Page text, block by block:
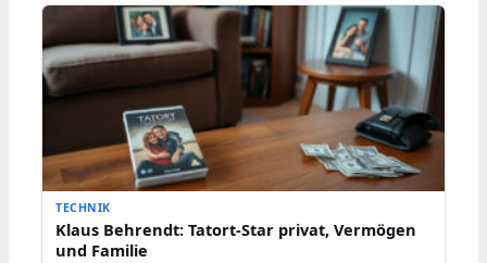
TECHNIK
Klaus Behrendt: Tatort-Star privat, Vermögen
und Familie